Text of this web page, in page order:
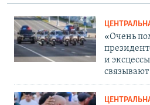
«Очень
и
связывают